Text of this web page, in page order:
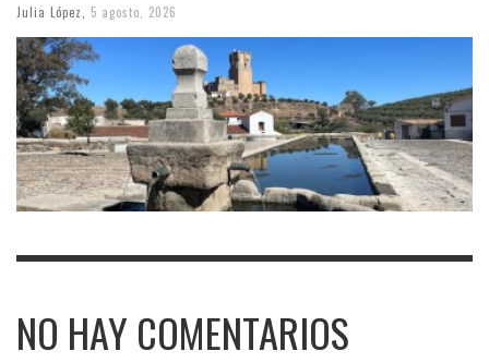
Julia López 5 agosto, 2026
NO HAY COMENTARIOS